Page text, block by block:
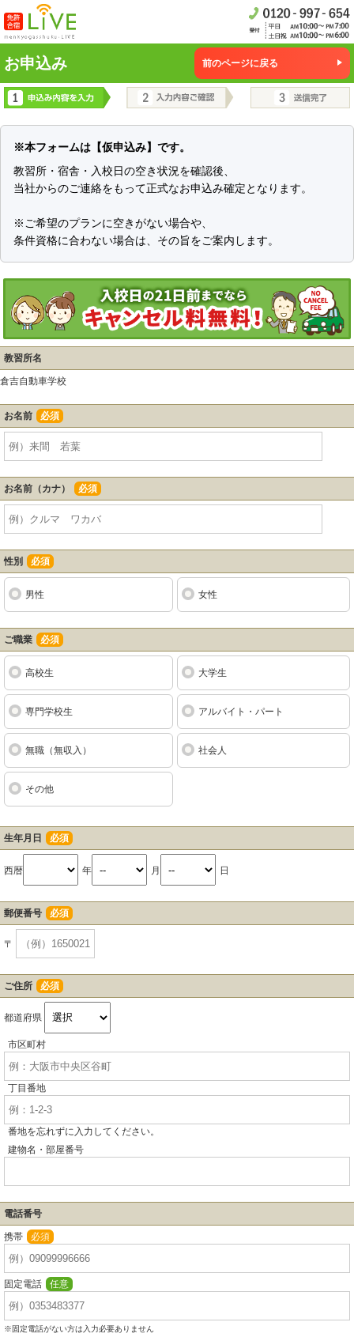
お申込み 前のページに戻る
※本フォームは【仮申込み】です。
教習所・宿舎・入校日の空き状況を確認後、
当社からのご連絡をもって正式なお申込み確定となります。
※ご希望のプランに空きがない場合や、
条件資格に合わない場合は、その旨をご案内します。
教習所名
倉吉自動車学校
お名前 必須
お名前（カナ） 必須
性別 必須
男性 女性
ご職業 必須
高校生 大学生
専門学校生 アルバイト・パート
無職（無収入） 社会人
その他
生年月日 必須
西暦 年 月 日
郵便番号 必須
〒
ご住所 必須
都道府県
市区町村
丁目番地
番地を忘れずに入力してください。
建物名・部屋番号
電話番号
携帯 必須
固定電話 任意
※固定電話がない方は入力必要ありません